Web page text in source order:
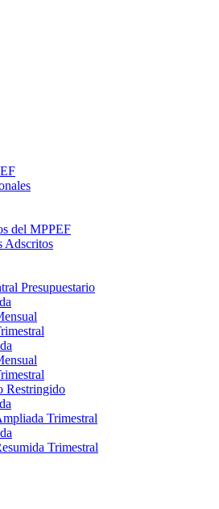
del MPPEF
Adscritos
Presupuestario
Restringido
Trimestral
Trimestral